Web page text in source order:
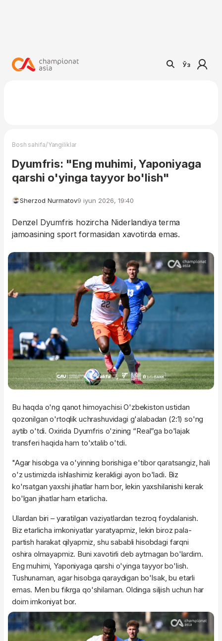
Ўз
Bosh sahifa/Yangiliklar
Dyumfris: "Eng muhimi, Yaponiyaga
qarshi o'yinga tayyor bo'lish"
Sherzod Nurmatov9 iyun 2026, 19:40
Denzel Dyumfris hozircha Niderlandiya terma
jamoasining sport formasidan xavotirda emas.
Bu haqda o'ng qanot himoyachisi O'zbekiston ustidan
qozonilgan o'rtoqlik uchrashuvidagi g'alabadan (2:1) so'ng
aytib o'tdi. Oxirida Dyumfris o'zining “Real”ga bo'lajak
transferi haqida ham to'xtalib o'tdi.
"Agar hisobga va o'yinning borishiga e'tibor qaratsangiz, hali
o'z ustimizda ishlashimiz kerakligi ayon bo'ladi. Biz
ko'rsatgan yaxshi jihatlar ham bor, lekin yaxshilanishi kerak
bo'lgan jihatlar ham etarlicha.
Ulardan biri – yaratilgan vaziyatlardan tezroq foydalanish.
Biz etarlicha imkoniyatlar yaratyapmiz, lekin biroz pala-
partish harakat qilyapmiz, shu sababli hisobdagi farqni
oshira olmayapmiz. Buni xavotirli deb aytmagan bo'lardim.
Eng muhimi, Yaponiyaga qarshi o'yinga tayyor bo'lish.
Tushunaman, agar hisobga qaraydigan bo'lsak, bu etarli
emas. Men bu fikrga qo'shilaman. Oldinga siljish uchun har
doim imkoniyat bor.